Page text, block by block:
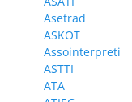
Asetrad
ASKOT
Assointerpreti
ASTTI
ATA